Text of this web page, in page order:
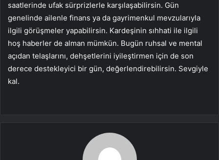
saatlerinde ufak sürprizlerle karşılaşabilirsin. Gün
genelinde ailenle finans ya da gayrimenkul mevzularıyla
ilgili görüşmeler yapabilirsin. Kardeşinin sıhhati ile ilgili
hoş haberler de alman mümkün. Bugün ruhsal ve mental
açıdan telaşlarını, dehşetlerini iyileştirmen için de son
derece destekleyici bir gün, değerlendirebilirsin. Sevgiyle
kal.